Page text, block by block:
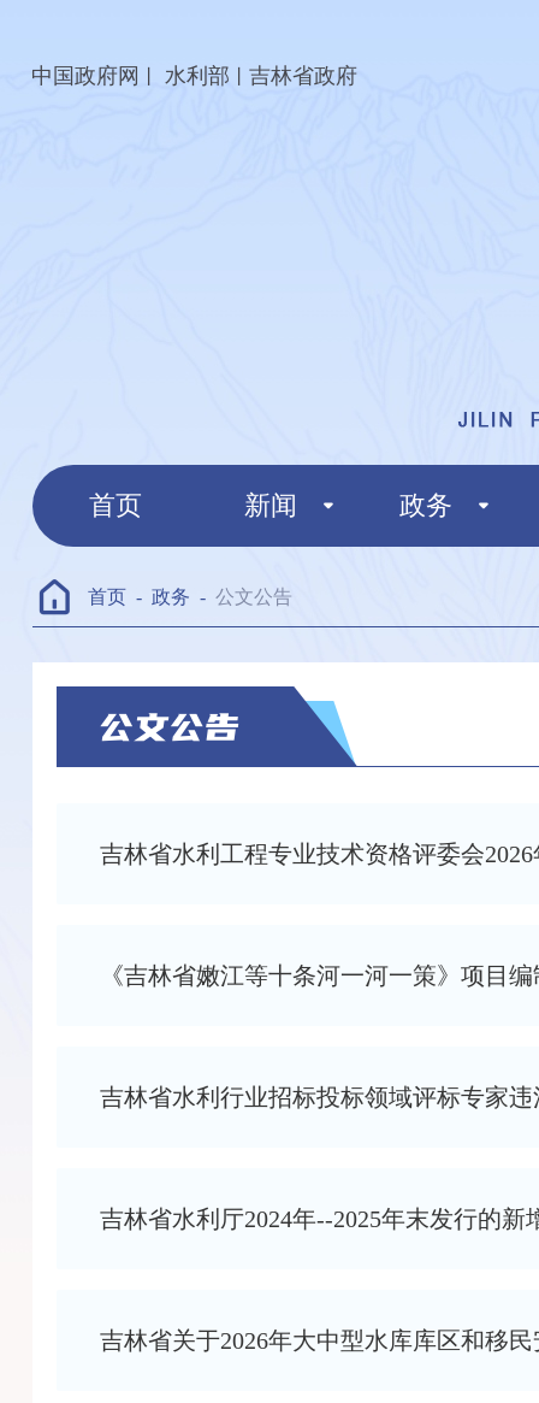
中国政府网 水利部 丨吉林省政府
首页 新闻 政务
首页 - 政务 - 公文公告
吉林省水利工程专业技术资格评委会
《吉林省嫩江等十条河一河一策》项目
吉林省水利行业招标投标领域评标专家
吉林省水利厅2024年--2025年末发行的
吉林省关于2026年大中型水库库区和移